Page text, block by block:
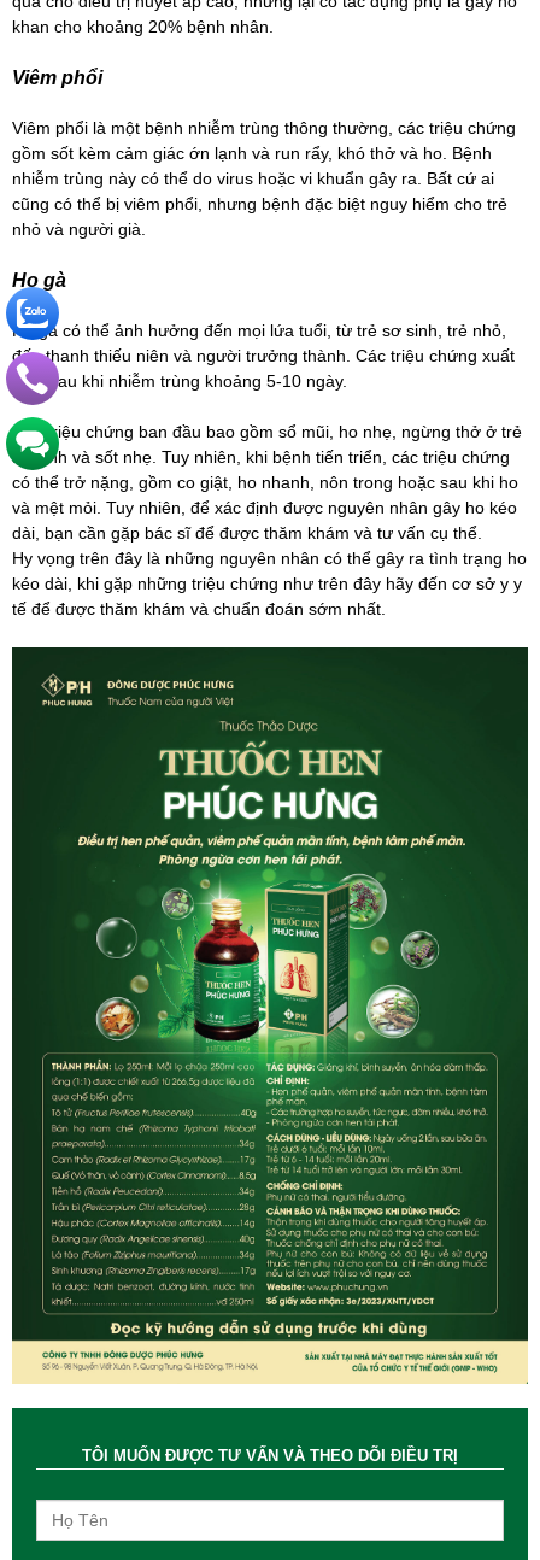
khan cho khoảng 20% bệnh nhân.
Viêm phổi
Viêm phổi là một bệnh nhiễm trùng thông thường, các triệu chứng
gồm sốt kèm cảm giác ớn lạnh và run rẩy, khó thở và ho. Bệnh
nhiễm trùng này có thể do virus hoặc vi khuẩn gây ra. Bất cứ ai
cũng có thể bị viêm phổi, nhưng bệnh đặc biệt nguy hiểm cho trẻ
nhỏ và người già.
Ho gà
Ho gà có thể ảnh hưởng đến mọi lứa tuổi, từ trẻ sơ sinh, trẻ nhỏ,
đến thanh thiếu niên và người trưởng thành. Các triệu chứng xuất
hiện sau khi nhiễm trùng khoảng 5-10 ngày.
Các triệu chứng ban đầu bao gồm sổ mũi, ho nhẹ, ngừng thở ở trẻ
sơ sinh và sốt nhẹ. Tuy nhiên, khi bệnh tiến triển, các triệu chứng
có thể trở nặng, gồm co giật, ho nhanh, nôn trong hoặc sau khi ho
và mệt mỏi. Tuy nhiên, để xác định được nguyên nhân gây ho kéo
dài, bạn cần gặp bác sĩ để được thăm khám và tư vấn cụ thể.
Hy vọng trên đây là những nguyên nhân có thể gây ra tình trạng ho
kéo dài, khi gặp những triệu chứng như trên đây hãy đến cơ sở y y
tế để được thăm khám và chuẩn đoán sớm nhất.
TÔI MUỐN ĐƯỢC TƯ VẤN VÀ THEO DÕI ĐIỀU TRỊ